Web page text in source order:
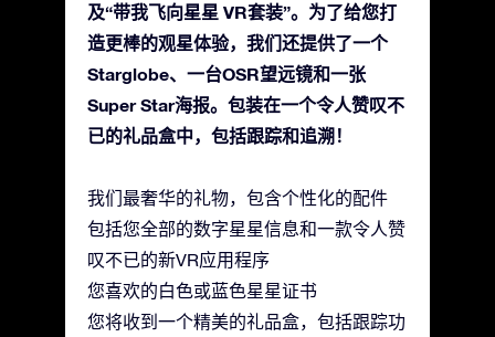
及“带我飞向星星 VR套装”。为了给您打
造更棒的观星体验，我们还提供了一个
Starglobe、一台OSR望远镜和一张
Super Star海报。包装在一个令人赞叹不
已的礼品盒中，包括跟踪和追溯！
我们最奢华的礼物，包含个性化的配件
包括您全部的数字星星信息和一款令人赞
叹不已的新VR应用程序
您喜欢的白色或蓝色星星证书
您将收到一个精美的礼品盒，包括跟踪功